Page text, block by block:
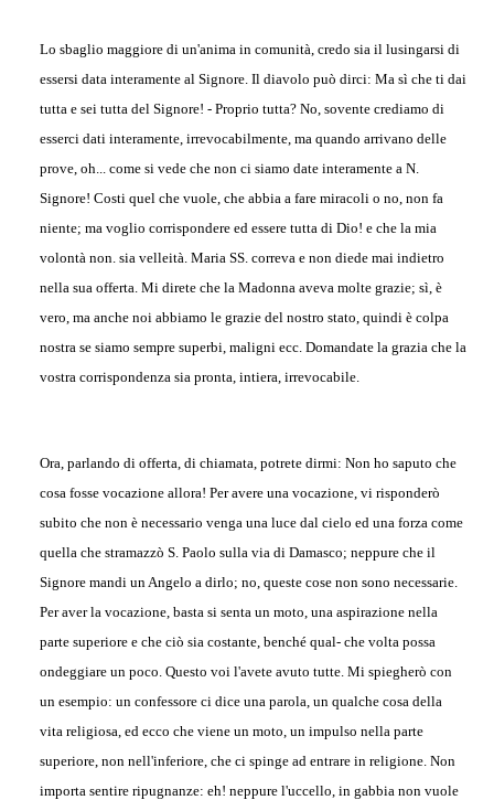
Lo sbaglio maggiore di un'anima in comunità, credo sia il lusingarsi di
essersi data interamente al Signore. Il diavolo può dirci: Ma sì che ti dai
tutta e sei tutta del Signore! - Proprio tutta? No, sovente crediamo di
esserci dati interamente, irrevocabilmente, ma quando arrivano delle
prove, oh... come si vede che non ci siamo date interamente a N.
Signore! Costi quel che vuole, che abbia a fare miracoli o no, non fa
niente; ma voglio corrispondere ed essere tutta di Dio! e che la mia
volontà non. sia velleità. Maria SS. correva e non diede mai indietro
nella sua offerta. Mi direte che la Madonna aveva molte grazie; sì, è
vero, ma anche noi abbiamo le grazie del nostro stato, quindi è colpa
nostra se siamo sempre superbi, maligni ecc. Domandate la grazia che la
vostra corrispondenza sia pronta, intiera, irrevocabile.
Ora, parlando di offerta, di chiamata, potrete dirmi: Non ho saputo che
cosa fosse vocazione allora! Per avere una vocazione, vi risponderò
subito che non è necessario venga una luce dal cielo ed una forza come
quella che stramazzò S. Paolo sulla via di Damasco; neppure che il
Signore mandi un Angelo a dirlo; no, queste cose non sono necessarie.
Per aver la vocazione, basta si senta un moto, una aspirazione nella
parte superiore e che ciò sia costante, benché qual- che volta possa
ondeggiare un poco. Questo voi l'avete avuto tutte. Mi spiegherò con
un esempio: un confessore ci dice una parola, un qualche cosa della
vita religiosa, ed ecco che viene un moto, un impulso nella parte
superiore, non nell'inferiore, che ci spinge ad entrare in religione. Non
importa sentire ripugnanze: eh! neppure l'uccello, in gabbia non vuole